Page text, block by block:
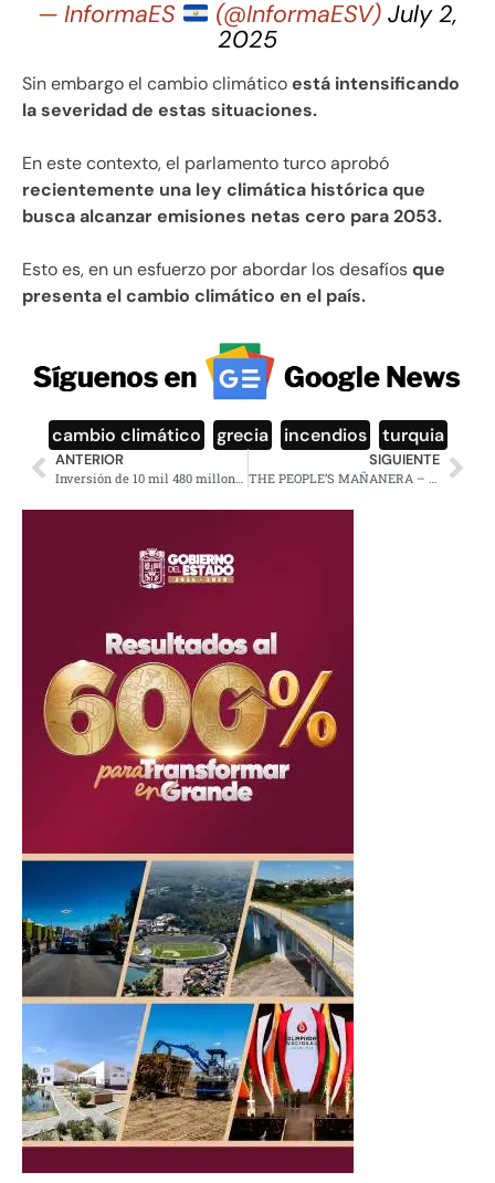
— InformaES (@InformaESV)July 2,
2025
Sin embargo el cambio climáticoestá intensificando
la severidad de estas situaciones.
En este contexto, el parlamento turco aprobó
recientemente una ley climática histórica que
busca alcanzar emisiones netas cero para 2053.
Esto es, en un esfuerzo por abordar los desafíosque
presenta el cambio climático en el país.
cambio climático grecia incendios turquia
ANTERIOR SIGUIENTE